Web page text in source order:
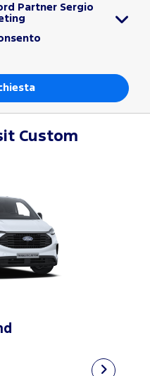
Partner Sergio
Custom